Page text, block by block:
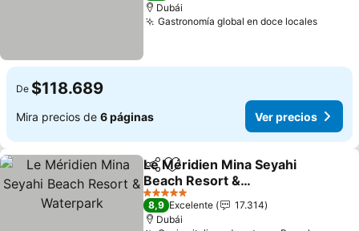
Dubái
Gastronomía global en doce locales
De $118.689
Mira precios de 6 páginas Ver precios
CompartirAgregar a favoritos
Le Méridien Mina Seyahi
Beach Resort &
Waterpark
5 Estrellas
8,9 Excelente
17.314
Dubái